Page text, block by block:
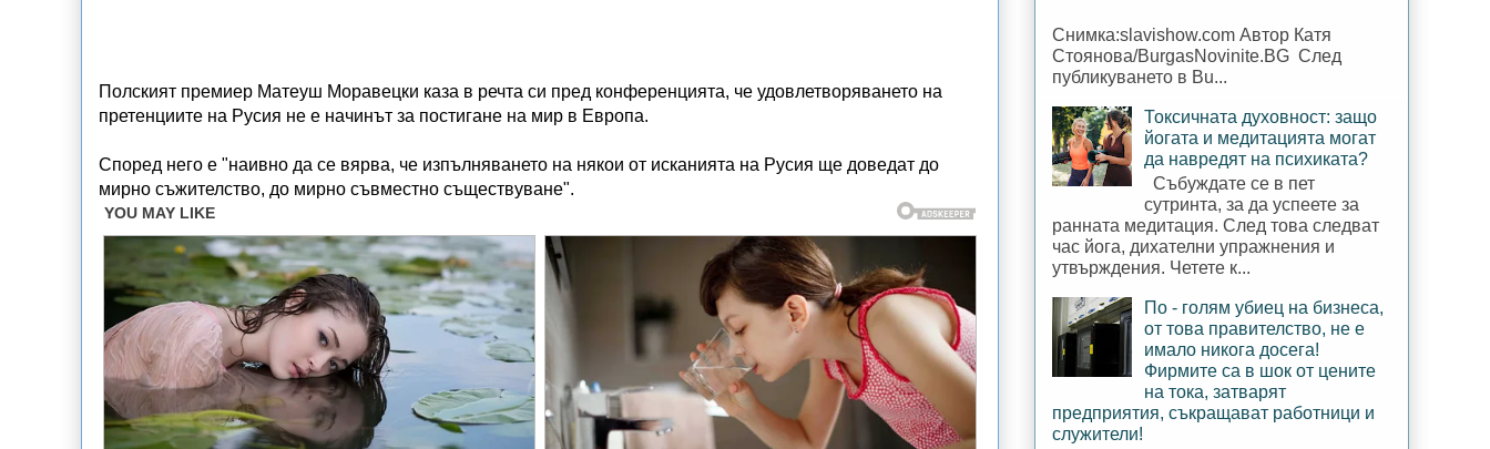
Полският премиер Матеуш Моравецки каза в речта си пред конференцията, че удовлетворяването на
претенциите на Русия не е начинът за постигане на мир в Европа.
Според него е "наивно да се вярва, че изпълняването на някои от исканията на Русия ще доведат до
мирно съжителство, до мирно съвместно съществуване".
Снимка:slavishow.com Автор Катя
Стоянова/BurgasNovinite.BG След
публикуването в Bu...
Токсичната духовност: защо
йогата и медитацията могат
да навредят на психиката?
Събуждате се в пет
сутринта, за да успеете за
ранната медитация. След това следват
час йога, дихателни упражнения и
утвърждения. Четете к...
По - голям убиец на бизнеса,
от това правителство, не е
имало никога досега!
Фирмите са в шок от цените
на тока, затварят
предприятия, съкращават работници и
служители!